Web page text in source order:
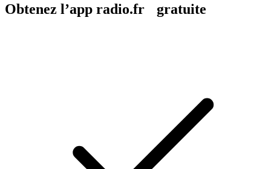
Obtenez l’app radio.fr gratuite